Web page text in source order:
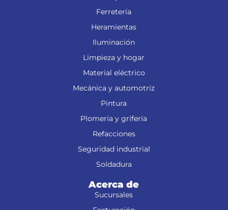
Ferretería
Heramientas
Iluminación
Limpieza y hogar
Material eléctrico
Mecánica y automotriz
Pintura
Plomería y grifería
Refacciones
Seguridad industrial
Soldadura
Acerca de
Sucursales